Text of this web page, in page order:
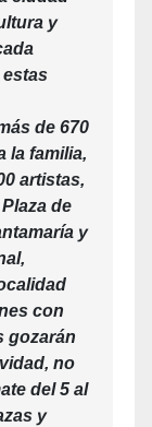
y
de 670
la familia,
artistas,
de
y
con
gozarán
no
del 5 al
y